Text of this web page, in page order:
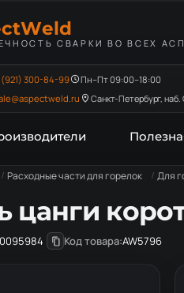
СВАРКИ ВО ВСЕХ
(921) 300-84-99
Пн–Пт 09:00–18:00
Санкт-Петербург, наб.
Расходные части для горелок Для
цанги
Код товара:AW5796